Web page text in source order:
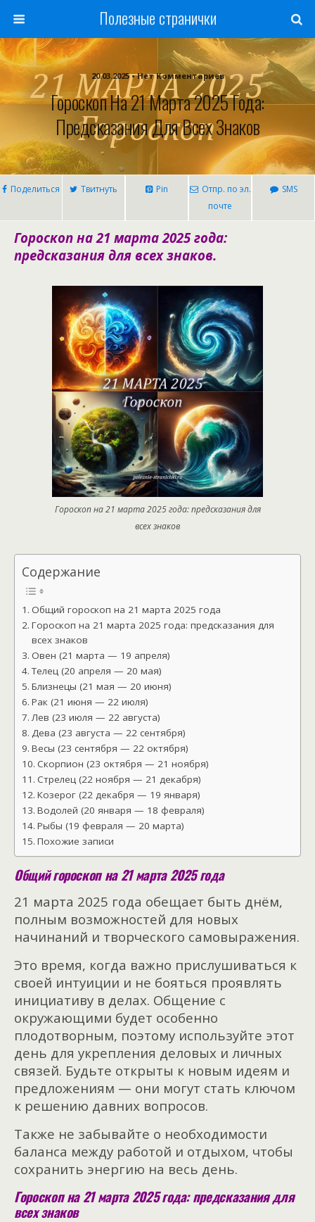
Полезные странички
20.03.2025 • Нет Комментариев
Гороскоп На 21 Марта 2025 Года:
Предсказания Для Всех Знаков
Поделиться Твитнуть Pin
Отпр. по эл.
почте
SMS
Гороскоп на 21 марта 2025 года:
предсказания для всех знаков.
Гороскоп на 21 марта 2025 года: предсказания для
всех знаков
Содержание
Общий гороскоп на 21 марта 2025 года
Гороскоп на 21 марта 2025 года: предсказания для
всех знаков
Овен (21 марта — 19 апреля)
Телец (20 апреля — 20 мая)
Близнецы (21 мая — 20 июня)
Рак (21 июня — 22 июля)
Лев (23 июля — 22 августа)
Дева (23 августа — 22 сентября)
Весы (23 сентября — 22 октября)
Скорпион (23 октября — 21 ноября)
Стрелец (22 ноября — 21 декабря)
Козерог (22 декабря — 19 января)
Водолей (20 января — 18 февраля)
Рыбы (19 февраля — 20 марта)
Похожие записи
Общий гороскоп на 21 марта 2025 года
21 марта 2025 года обещает быть днём,
полным возможностей для новых
начинаний и творческого самовыражения.
Это время, когда важно прислушиваться к
своей интуиции и не бояться проявлять
инициативу в делах. Общение с
окружающими будет особенно
плодотворным, поэтому используйте этот
день для укрепления деловых и личных
связей. Будьте открыты к новым идеям и
предложениям — они могут стать ключом
к решению давних вопросов.
Также не забывайте о необходимости
баланса между работой и отдыхом, чтобы
сохранить энергию на весь день.
Гороскоп на 21 марта 2025 года: предсказания для
всех знаков